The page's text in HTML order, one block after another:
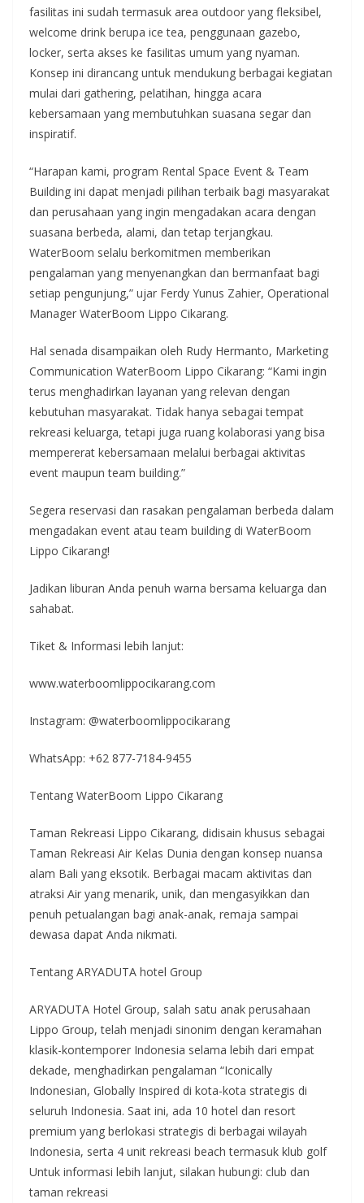
fasilitas ini sudah termasuk area outdoor yang fleksibel,
welcome drink berupa ice tea, penggunaan gazebo,
locker, serta akses ke fasilitas umum yang nyaman.
Konsep ini dirancang untuk mendukung berbagai kegiatan
mulai dari gathering, pelatihan, hingga acara
kebersamaan yang membutuhkan suasana segar dan
inspiratif.
“Harapan kami, program Rental Space Event & Team
Building ini dapat menjadi pilihan terbaik bagi masyarakat
dan perusahaan yang ingin mengadakan acara dengan
suasana berbeda, alami, dan tetap terjangkau.
WaterBoom selalu berkomitmen memberikan
pengalaman yang menyenangkan dan bermanfaat bagi
setiap pengunjung,” ujar Ferdy Yunus Zahier, Operational
Manager WaterBoom Lippo Cikarang.
Hal senada disampaikan oleh Rudy Hermanto, Marketing
Communication WaterBoom Lippo Cikarang: “Kami ingin
terus menghadirkan layanan yang relevan dengan
kebutuhan masyarakat. Tidak hanya sebagai tempat
rekreasi keluarga, tetapi juga ruang kolaborasi yang bisa
mempererat kebersamaan melalui berbagai aktivitas
event maupun team building.”
Segera reservasi dan rasakan pengalaman berbeda dalam
mengadakan event atau team building di WaterBoom
Lippo Cikarang!
Jadikan liburan Anda penuh warna bersama keluarga dan
sahabat.
Tiket & Informasi lebih lanjut:
www.waterboomlippocikarang.com
Instagram: @waterboomlippocikarang
WhatsApp: +62 877-7184-9455
Tentang WaterBoom Lippo Cikarang
Taman Rekreasi Lippo Cikarang, didisain khusus sebagai
Taman Rekreasi Air Kelas Dunia dengan konsep nuansa
alam Bali yang eksotik. Berbagai macam aktivitas dan
atraksi Air yang menarik, unik, dan mengasyikkan dan
penuh petualangan bagi anak-anak, remaja sampai
dewasa dapat Anda nikmati.
Tentang ARYADUTA hotel Group
ARYADUTA Hotel Group, salah satu anak perusahaan
Lippo Group, telah menjadi sinonim dengan keramahan
klasik-kontemporer Indonesia selama lebih dari empat
dekade, menghadirkan pengalaman “Iconically
Indonesian, Globally Inspired di kota-kota strategis di
seluruh Indonesia. Saat ini, ada 10 hotel dan resort
premium yang berlokasi strategis di berbagai wilayah
Indonesia, serta 4 unit rekreasi beach termasuk klub golf
Untuk informasi lebih lanjut, silakan hubungi: club dan
taman rekreasi